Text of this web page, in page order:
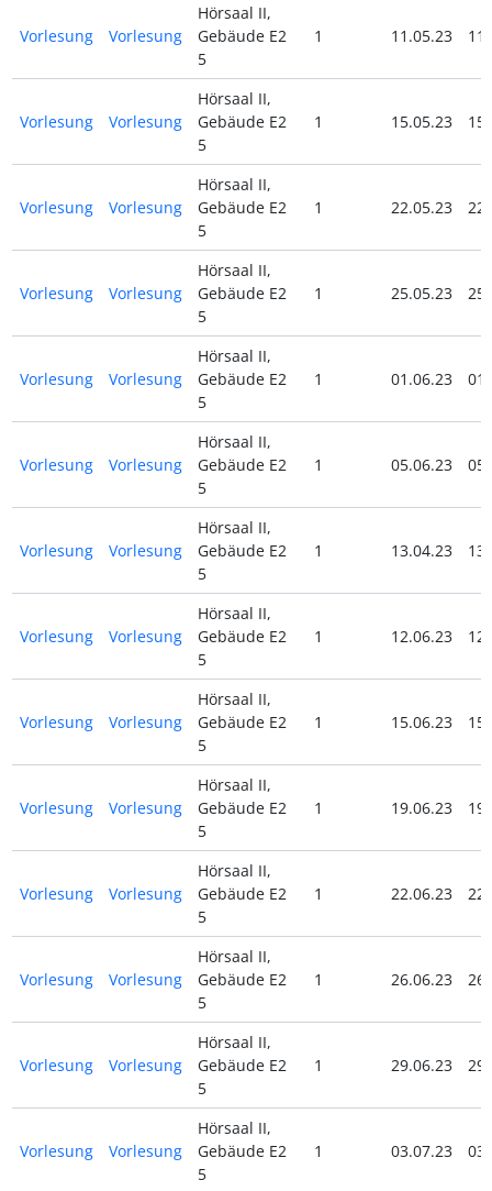
Vorlesung Vorlesung
Hörsaal II,
Gebäude E2
5
1 11.05.23
Vorlesung Vorlesung
Hörsaal II,
Gebäude E2
5
1 15.05.23
Vorlesung Vorlesung
Hörsaal II,
Gebäude E2
5
1 22.05.23
Vorlesung Vorlesung
Hörsaal II,
Gebäude E2
5
1 25.05.23
Vorlesung Vorlesung
Hörsaal II,
Gebäude E2
5
1 01.06.23
Vorlesung Vorlesung
Hörsaal II,
Gebäude E2
5
1 05.06.23
Vorlesung Vorlesung
Hörsaal II,
Gebäude E2
5
1 13.04.23
Vorlesung Vorlesung
Hörsaal II,
Gebäude E2
5
1 12.06.23
Vorlesung Vorlesung
Hörsaal II,
Gebäude E2
5
1 15.06.23
Vorlesung Vorlesung
Hörsaal II,
Gebäude E2
5
1 19.06.23
Vorlesung Vorlesung
Hörsaal II,
Gebäude E2
5
1 22.06.23
Vorlesung Vorlesung
Hörsaal II,
Gebäude E2
5
1 26.06.23
Vorlesung Vorlesung
Hörsaal II,
Gebäude E2
5
1 29.06.23
Vorlesung Vorlesung
Hörsaal II,
Gebäude E2
5
1 03.07.23